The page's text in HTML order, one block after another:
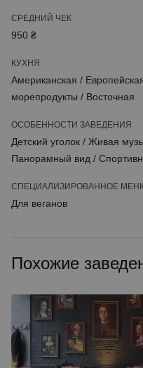
СРЕДНИЙ ЧЕК
950 ₴
КУХНЯ
Американская /
морепродукты / Восточная
ОСОБЕННОСТИ ЗАВЕДЕНИЯ
Детский уголок / Живая
Панорамный вид /
СПЕЦИАЛИЗИРОВАННОЕ
Для веганов
Похожие